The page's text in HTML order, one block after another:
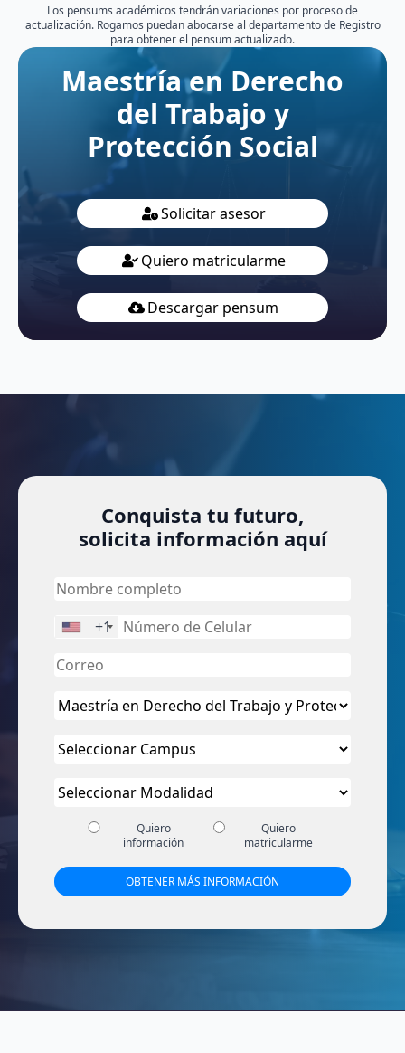
Los pensums académicos tendrán variaciones por proceso de
actualización. Rogamos puedan abocarse al departamento de Registro
para obtener el pensum actualizado.
Maestría en Derecho
del Trabajo y
Protección Social
Solicitar asesor
Quiero matricularme
Descargar pensum
Conquista tu futuro,
solicita información aquí
+1
Quiero
información
Quiero
matricularme